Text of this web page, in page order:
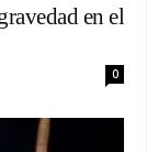
en el
0